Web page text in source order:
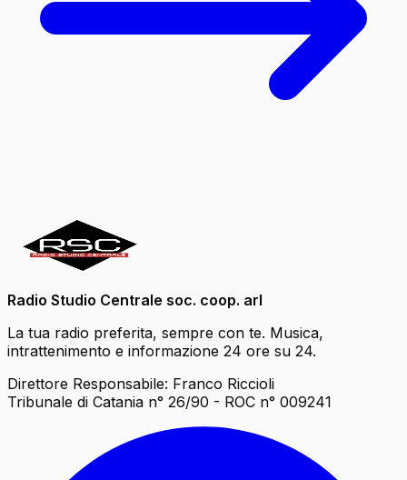
Radio Studio Centrale soc. coop. arl
La tua radio preferita, sempre con te. Musica,
intrattenimento e informazione 24 ore su 24.
Direttore Responsabile: Franco Riccioli
Tribunale di Catania n° 26/90 - ROC n° 009241